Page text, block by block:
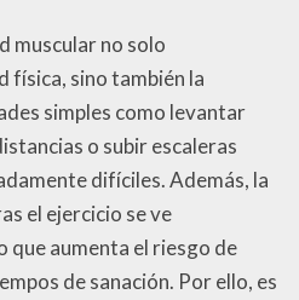
muscular no solo
física, sino también la
simples como levantar
o subir escaleras
difíciles. Además, la
el ejercicio se ve
que aumenta el riesgo de
de sanación. Por ello, es